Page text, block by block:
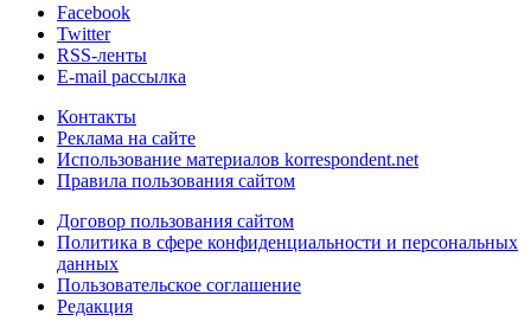
Facebook
Twitter
RSS-ленты
E-mail рассылка
Контакты
Реклама на сайте
Использование материалов korrespondent.net
Правила пользования сайтом
Договор пользования сайтом
Политика в сфере конфиденциальности и персональных
данных
Пользовательское соглашение
Редакция